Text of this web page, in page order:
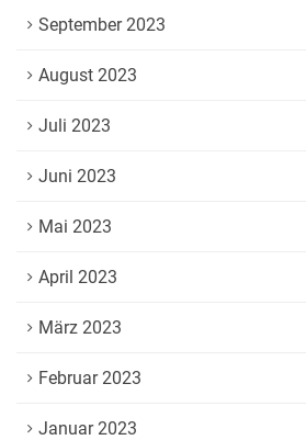
September 2023
August 2023
Juli 2023
Juni 2023
Mai 2023
April 2023
März 2023
Februar 2023
Januar 2023